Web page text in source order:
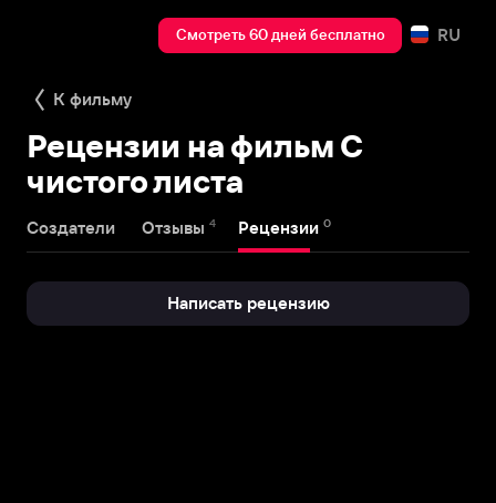
Смотреть 60 дней бесплатно RU
К фильму
Рецензии на фильм С
чистого листа
Создатели Отзывы 4 Рецензии 0
Написать рецензию